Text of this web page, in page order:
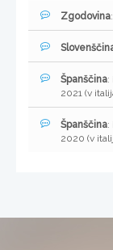
Zgodovina
Španščina:
2021 (v
Španščina:
2020 (v